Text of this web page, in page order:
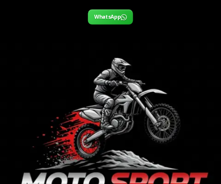
WhatsApp